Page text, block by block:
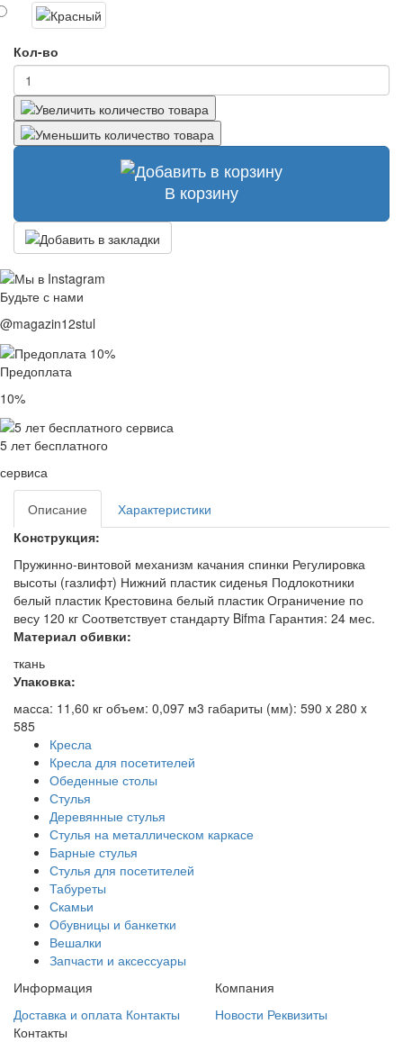
Кол-во
В корзину
Будьте с нами
@magazin12stul
Предоплата
10%
5 лет бесплатного
сервиса
Описание
Характеристики
Конструкция:
Пружинно-винтовой механизм качания спинки Регулировка
высоты (газлифт) Нижний пластик сиденья Подлокотники
белый пластик Крестовина белый пластик Ограничение по
весу 120 кг Соответствует стандарту Bifma Гарантия: 24 мес.
Материал обивки:
ткань
Упаковка:
масса: 11,60 кг объем: 0,097 м3 габариты (мм): 590 x 280 x
585
Кресла
Кресла для посетителей
Обеденные столы
Стулья
Деревянные стулья
Стулья на металлическом каркасе
Барные стулья
Стулья для посетителей
Табуреты
Скамьи
Обувницы и банкетки
Вешалки
Запчасти и аксессуары
Информация
Доставка и оплата Контакты
Компания
Новости Реквизиты
Контакты